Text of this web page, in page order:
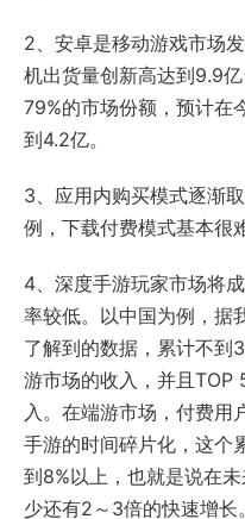
2、安卓是移动游戏市场
机出货量创新高达到9.9
79%的市场份额，预计在
到4.2亿。
3、应用内购买模式逐渐
例，下载付费模式基本很
4、深度手游玩家市场将
率较低。以中国为例，据
了解到的数据，累计不到
游市场的收入，并且TOP
入。在端游市场，付费用
手游的时间碎片化，这个
到8%以上，也就是说在
少还有2～3倍的快速增长。